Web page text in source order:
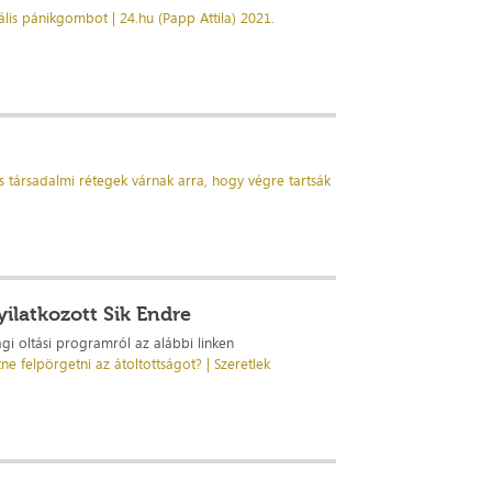
pánikgombot | 24.hu (Papp Attila) 2021.
társadalmi rétegek várnak arra, hogy végre tartsák
Sik Endre
oltási programról az alábbi linken
felpörgetni az átoltottságot? | Szeretlek